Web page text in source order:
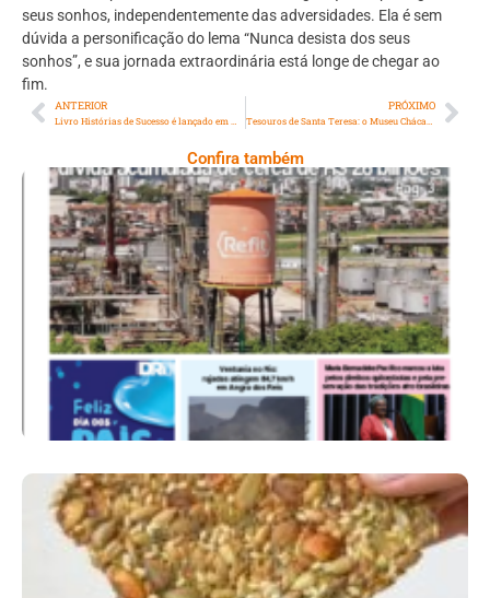
seus sonhos, independentemente das adversidades. Ela é sem
dúvida a personificação do lema “Nunca desista dos seus
sonhos”, e sua jornada extraordinária está longe de chegar ao
fim.
ANTERIOR
Livro Histórias de Sucesso é lançado em Niterói
PRÓXIMO
Tesouros de Santa Teresa: o Museu Chácara do Céu
Confira também
Ano X – Número 367 08 A 14 De Agosto De
2026
Comer Bem: Cracker De Sementes